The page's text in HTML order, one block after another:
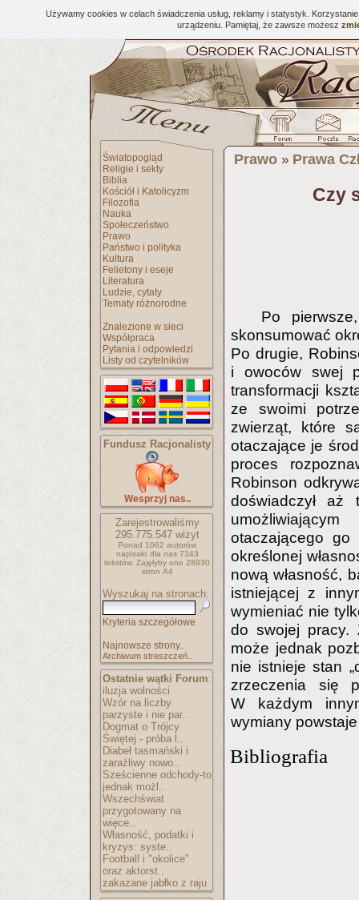
Używamy cookies w celach świadczenia usług, reklamy i statystyk.
urządzeniu. Pamiętaj, że zawsze możesz
Światopogląd
Religie i sekty
Biblia
Kościół i Katolicyzm
Filozofia
Nauka
Społeczeństwo
Prawo
Państwo i polityka
Kultura
Felietony i eseje
Literatura
Ludzie, cytaty
Tematy różnorodne
Znalezione w sieci
Współpraca
Pytania i odpowiedzi
Listy od czytelników
Fundusz Racjonalisty
Wesprzyj nas..
Zarejestrowaliśmy
295.775.547wizyt
Ponad 1062 autorów
napisało dla nas 7343
tekstów. Zajęłyby one 28930
stron A4
Wyszukaj na stronach:
Kryteria szczegółowe
Najnowsze strony..
Archiwum streszczeń..
Ostatnie wątki Forum:
iluzja wolności
Wzór na liczby
parzyste i nie par..
Dogmat o Trójcy
Świętej - próba l..
Diabeł tasmański i
zaraźliwy nowo..
Sześcienne odchody-to
jednak możl..
Wszechświat
przygotowany na
więce..
Własność, podatki i
kryzys: syste..
Football i "okolice"
oraz aktorst..
zakazane jabłko z raju
Prawo » Prawa
Czy
Po
skonsumować
Po drugie,
i owoców swej
transformacji
ze swoimi
zwierząt, które
otaczające je
proces
Robinson
doświadczył aż
otaczającego go
określonej
nową własność,
istniejącej z
wymieniać nie
do swojej pracy.
może jednak
nie istnieje stan
zrzeczenia się
W każdym
wymiany
Bibliografia